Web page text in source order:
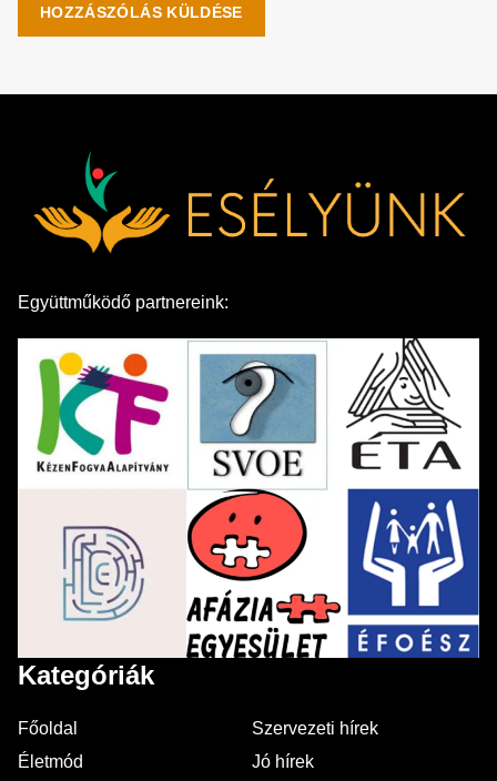
Együttműködő partnereink:
Kategóriák
Főoldal
Szervezeti hírek
Életmód
Jó hírek